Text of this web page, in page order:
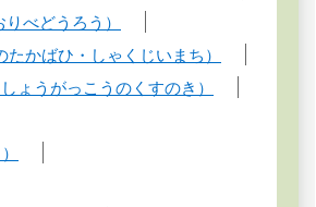
べどうろう）
かばひ・しゃくじいまち）
ょうがっこうのくすのき）